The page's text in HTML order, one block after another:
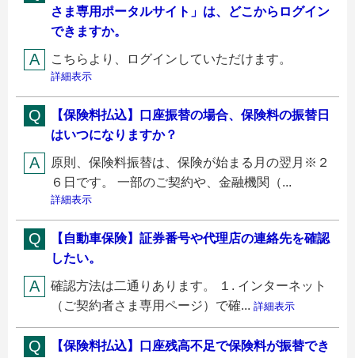
さま専用ポータルサイト」は、どこからログイン
できますか。
こちらより、ログインしていただけます。
詳細表示
【保険料払込】口座振替の場合、保険料の振替日
はいつになりますか？
原則、保険料振替は、保険が始まる月の翌月※２
６日です。 一部のご契約や、金融機関（...
詳細表示
【自動車保険】証券番号や代理店の連絡先を確認
したい。
確認方法は二通りあります。 １. インターネット
（ご契約者さま専用ページ）で確... 詳細表示
【保険料払込】口座残高不足で保険料が振替でき